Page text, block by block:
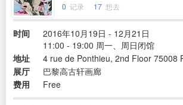
0 记录 17 想去
时间
2016年10月19日 - 12月21日
11:00 - 19:00 周一、周日闭馆
地址
4 rue de Ponthieu, 2nd Floor 75008
展厅
巴黎高古轩画廊
费用
Free